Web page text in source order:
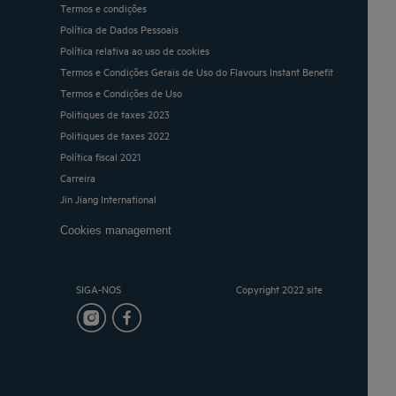
Termos e condições
Política de Dados Pessoais
Política relativa ao uso de cookies
Termos e Condições Gerais de Uso do Flavours Instant Benefit
Termos e Condições de Uso
Politiques de taxes 2023
Politiques de taxes 2022
Política fiscal 2021
Carreira
Jin Jiang International
Cookies management
SIGA-NOS Copyright 2022 site